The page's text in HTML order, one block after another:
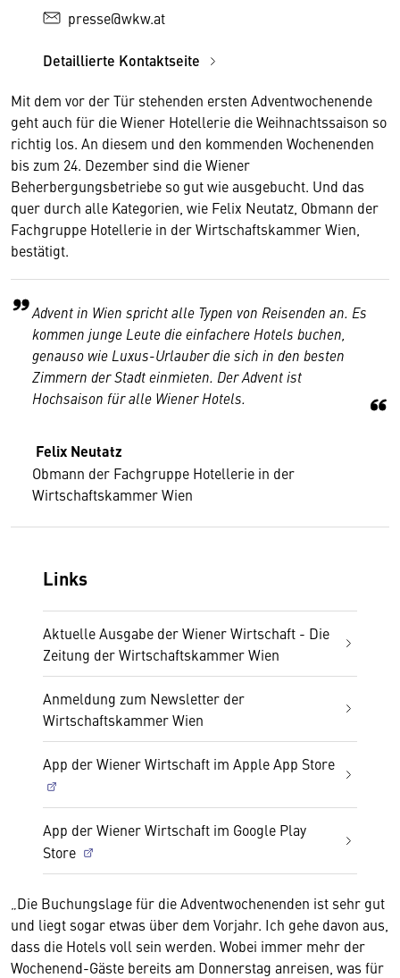
presse@wkw.at
Detaillierte Kontaktseite
Mit dem vor der Tür stehenden ersten Adventwochenende
geht auch für die Wiener Hotellerie die Weihnachtssaison so
richtig los. An diesem und den kommenden Wochenenden
bis zum 24. Dezember sind die Wiener
Beherbergungsbetriebe so gut wie ausgebucht. Und das
quer durch alle Kategorien, wie Felix Neutatz, Obmann der
Fachgruppe Hotellerie in der Wirtschaftskammer Wien,
bestätigt.
Advent in Wien spricht alle Typen von Reisenden an. Es
kommen junge Leute die einfachere Hotels buchen,
genauso wie Luxus-Urlauber die sich in den besten
Zimmern der Stadt einmieten. Der Advent ist
Hochsaison für alle Wiener Hotels.
Felix Neutatz
Obmann der Fachgruppe Hotellerie in der
Wirtschaftskammer Wien
Links
Aktuelle Ausgabe der Wiener Wirtschaft - Die
Zeitung der Wirtschaftskammer Wien
Anmeldung zum Newsletter der
Wirtschaftskammer Wien
App der Wiener Wirtschaft im Apple App Store
App der Wiener Wirtschaft im Google Play
Store
„Die Buchungslage für die Adventwochenenden ist sehr gut
und liegt sogar etwas über dem Vorjahr. Ich gehe davon aus,
dass die Hotels voll sein werden. Wobei immer mehr der
Wochenend-Gäste bereits am Donnerstag anreisen, was für